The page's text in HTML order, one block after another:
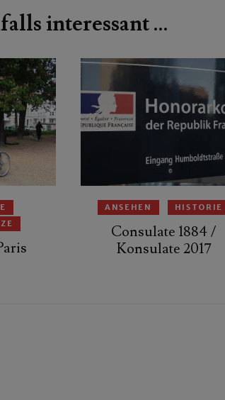
interessant …
ANSEHEN HISTORIE
Consulate 1884 /
Konsulate 2017